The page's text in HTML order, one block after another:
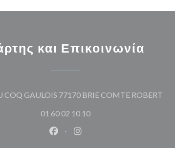
και Επικοινωνία
COQ GAULOIS 77170 BRIE COMTE ROBERT
01 60 02 10 10
Facebook ((ανοίγει σε νέο
Instagram ((ανοίγει σε